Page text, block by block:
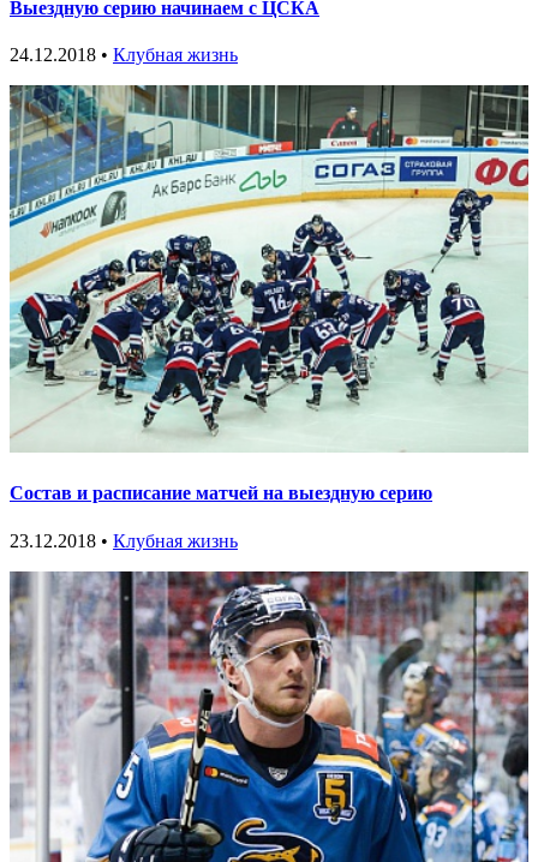
Выездную серию начинаем с ЦСКА
24.12.2018 • Клубная жизнь
Состав и расписание матчей на выездную серию
23.12.2018 • Клубная жизнь